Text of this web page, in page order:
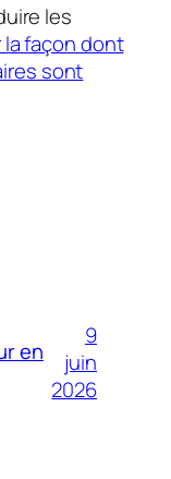
les
la façon dont
sont
en
9
juin
2026